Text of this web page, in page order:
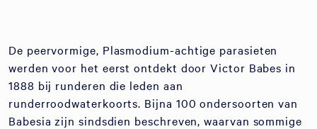
De peervormige, Plasmodium-achtige parasieten
werden voor het eerst ontdekt door Victor Babes in
1888 bij runderen die leden aan
runderroodwaterkoorts. Bijna 100 ondersoorten van
Babesia zijn sindsdien beschreven, waarvan sommige